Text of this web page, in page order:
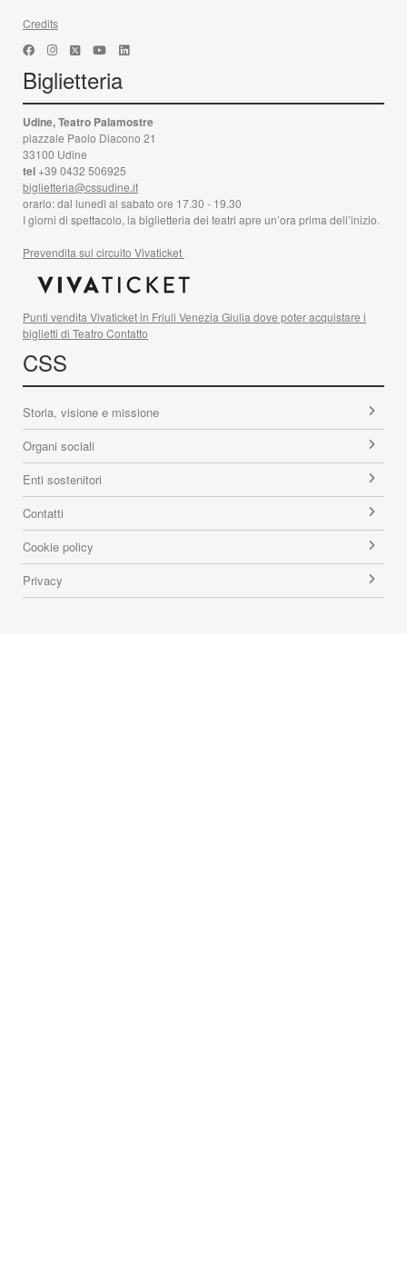
Credits
Biglietteria
Udine, Teatro Palamostre
piazzale Paolo Diacono 21
33100 Udine
tel +39 0432 506925
biglietteria@cssudine.it
orario: dal lunedì al sabato ore 17.30 - 19.30
I giorni di spettacolo, la biglietteria dei teatri apre un’ora prima dell’inizio.
Prevendita sul circuito Vivaticket
Punti vendita Vivaticket in Friuli Venezia Giulia dove poter acquistare i
biglietti di Teatro Contatto
CSS
Storia, visione e missione
Organi sociali
Enti sostenitori
Contatti
Cookie policy
Privacy